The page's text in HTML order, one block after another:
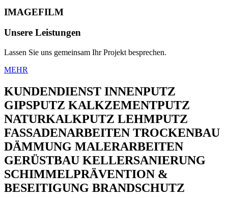
IMAGEFILM
Unsere Leistungen
Lassen Sie uns gemeinsam Ihr Projekt besprechen.
MEHR
KUNDENDIENST INNENPUTZ
GIPSPUTZ KALKZEMENTPUTZ
NATURKALKPUTZ LEHMPUTZ
FASSADENARBEITEN TROCKENBAU
DÄMMUNG MALERARBEITEN
GERÜSTBAU KELLERSANIERUNG
SCHIMMELPRÄVENTION &
BESEITIGUNG BRANDSCHUTZ